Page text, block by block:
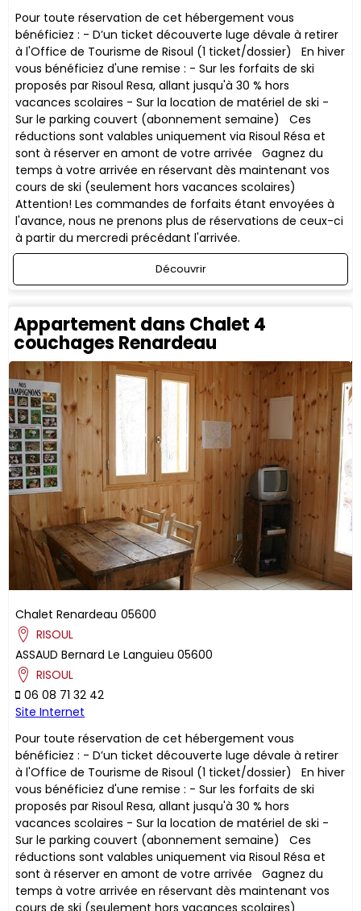
Pour toute réservation de cet hébergement vous
bénéficiez : - D’un ticket découverte luge dévale à retirer
à l'Office de Tourisme de Risoul (1 ticket/dossier) En hiver
vous bénéficiez d'une remise : - Sur les forfaits de ski
proposés par Risoul Resa, allant jusqu'à 30 % hors
vacances scolaires - Sur la location de matériel de ski -
Sur le parking couvert (abonnement semaine) ​Ces
réductions sont valables uniquement via Risoul Résa et
sont à réserver en amont de votre arrivée Gagnez du
temps à votre arrivée en réservant dès maintenant vos
cours de ski (seulement hors vacances scolaires)
Attention! Les commandes de forfaits étant envoyées à
l'avance, nous ne prenons plus de réservations de ceux-ci
à partir du mercredi précédant l'arrivée.
Découvrir
Appartement dans Chalet 4
couchages Renardeau
Chalet Renardeau 05600
RISOUL
ASSAUD Bernard Le Languieu 05600
RISOUL
06 08 71 32 42
Site Internet
Pour toute réservation de cet hébergement vous
bénéficiez : - D’un ticket découverte luge dévale à retirer
à l'Office de Tourisme de Risoul (1 ticket/dossier) En hiver
vous bénéficiez d'une remise : - Sur les forfaits de ski
proposés par Risoul Resa, allant jusqu'à 30 % hors
vacances scolaires - Sur la location de matériel de ski -
Sur le parking couvert (abonnement semaine) ​Ces
réductions sont valables uniquement via Risoul Résa et
sont à réserver en amont de votre arrivée Gagnez du
temps à votre arrivée en réservant dès maintenant vos